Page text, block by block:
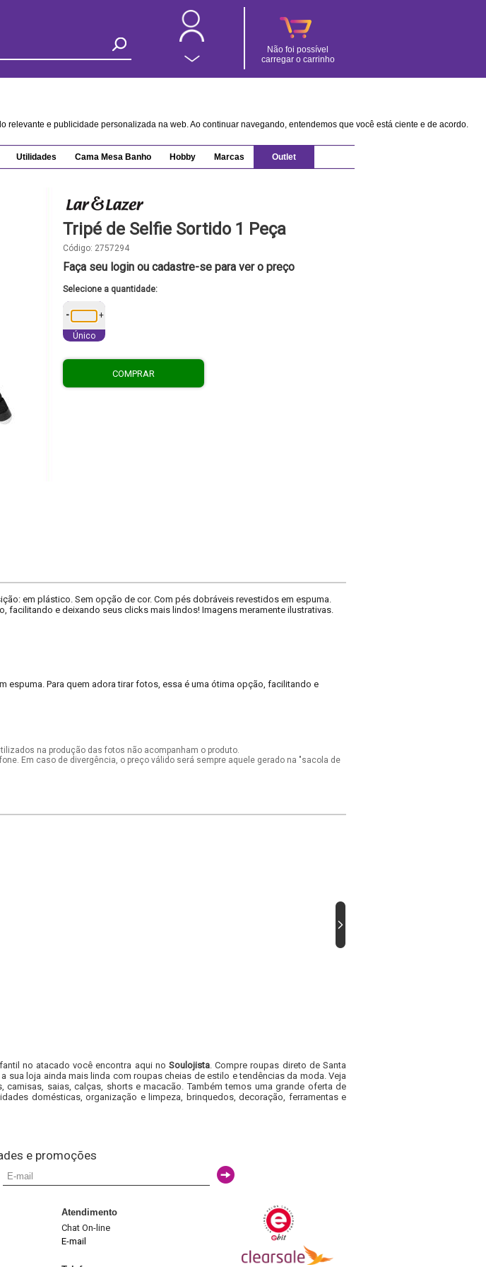
Não foi possível
carregar o carrinho
e publicidade personalizada na web. Ao continuar navegando, entendemos que você está ciente e de acordo.
Utilidades Cama Mesa Banho Hobby Marcas Outlet
Tripé de Selfie Sortido 1 Peça
Código: 2757294
Faça seu login ou cadastre-se para ver o preço
Selecione a quantidade:
- +
Único
COMPRAR
em plástico. Sem opção de cor. Com pés dobráveis revestidos em espuma.
facilitando e deixando seus clicks mais lindos! Imagens meramente ilustrativas.
espuma. Para quem adora tirar fotos, essa é uma ótima opção, facilitando e
na produção das fotos não acompanham o produto.
Em caso de divergência, o preço válido será sempre aquele gerado na "sacola de
no atacado você encontra aqui no Soulojista. Compre roupas direto de Santa
sua loja ainda mais linda com roupas cheias de estilo e tendências da moda. Veja
saias, calças, shorts e macacão. Também temos uma grande oferta de
domésticas, organização e limpeza, brinquedos, decoração, ferramentas e
e promoções
Atendimento
Chat On-line
E-mail